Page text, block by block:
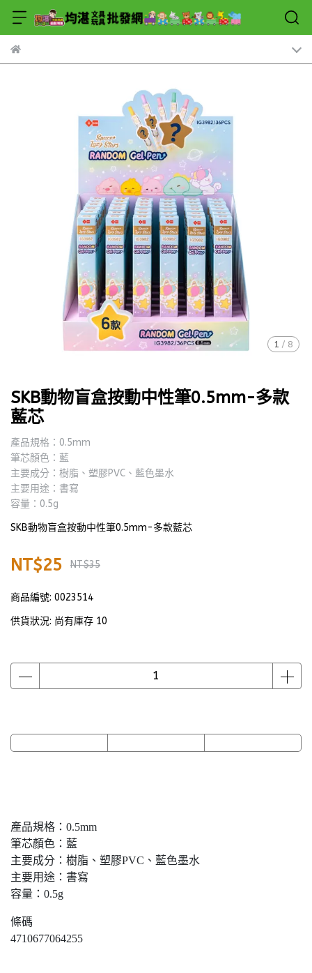
1 / 8
SKB動物盲盒按動中性筆0.5mm-多款
藍芯
產品規格：0.5mm
筆芯顏色：藍
主要成分：樹脂、塑膠PVC、藍色墨水
主要用途：書寫
容量：0.5g
SKB動物盲盒按動中性筆0.5mm-多款藍芯
NT$25 NT$35
商品編號: 0023514
供貨狀況: 尚有庫存 10
產品規格：0.5mm
筆芯顏色：藍
主要成分：樹脂、塑膠PVC、藍色墨水
主要用途：書寫
容量：0.5g
條碼
4710677064255